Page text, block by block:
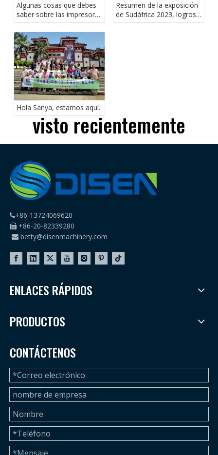
Algunas cosas que debes
saber sobre las impresoras
DTF
Resumen de la exposición
de Sudáfrica 2023, logros
en innovación en comercio
Hola Sanya, estamos aquí.
visto recientemente
+86-13724069620
 +86-20-82339280
 betty@disenmachinery.com
ENLACES RÁPIDOS
PRODUCTOS
CONTÁCTENOS